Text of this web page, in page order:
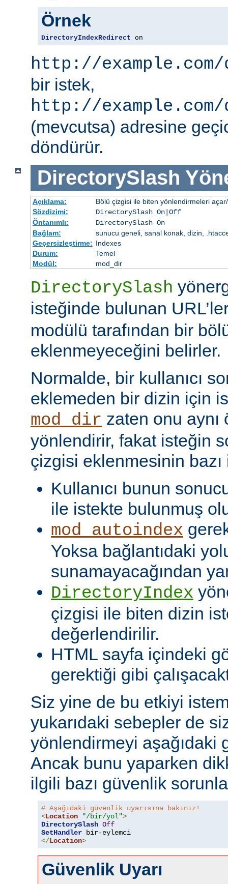
Örnek
DirectoryIndexRedirect on
http://example.com/
bir istek,
http://
(mevcutsa) adresine
döndürür.
DirectorySlash
Açıklama:
Bölü çizgisi ile biten yönlendirmeleri
Sözdizimi:
DirectorySlash On|Off
Öntanımlı:
DirectorySlash On
Bağlam:
sunucu geneli, sanal konak, dizin,
Geçersizleştirme: Indexes
Durum:
Temel
Modül:
mod_dir
DirectorySlash
isteğinde bulunan
modülü tarafından bir
eklenmeyeceğini belirler.
Normalde, bir kullanıcı
eklemeden bir dizin için
mod_dir zaten onu aynı
yönlendirir, fakat isteğin
çizgisi eklenmesinin
Kullanıcı bunun
ile istekte bulunmuş
mod_autoindex
Yoksa bağlantıdaki
sunamayacağından
DirectoryIndex
çizgisi ile biten dizin
değerlendirilir.
HTML sayfa içindeki
gerektiği gibi
Siz yine de bu etkiyi
yukarıdaki sebepler de
yönlendirmeyi aşağıdaki
Ancak bunu yaparken
ilgili bazı güvenlik
# Aşağıdaki güvenlik uyarısına bakınız!
<Location "/bir/yol">
DirectorySlash Off
SetHandler bir-eylemci
</Location>
Güvenlik Uyarı